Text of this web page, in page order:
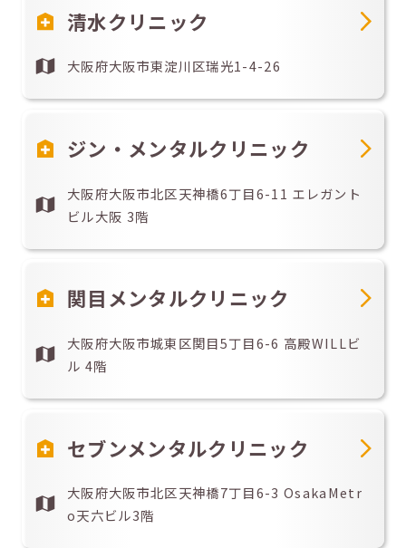
清水クリニック
大阪府大阪市東淀川区瑞光1-4-26
ジン・メンタルクリニック
大阪府大阪市北区天神橋6丁目6-11 エレガント
ビル大阪 3階
関目メンタルクリニック
大阪府大阪市城東区関目5丁目6-6 高殿WILLビ
ル 4階
セブンメンタルクリニック
大阪府大阪市北区天神橋7丁目6-3 OsakaMetr
o天六ビル3階